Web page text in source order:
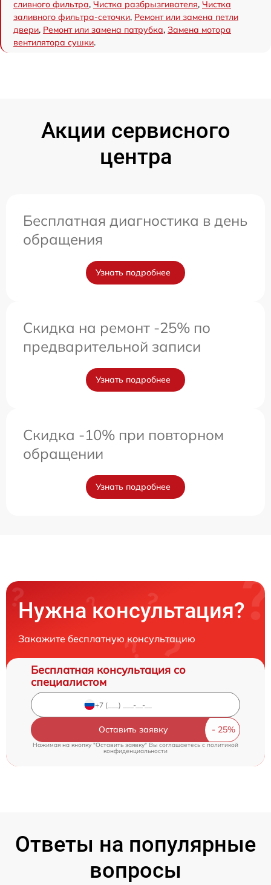
сливного фильтра, Чистка разбрызгивателя, Чистка
заливного фильтра-сеточки, Ремонт или замена петли
двери, Ремонт или замена патрубка, Замена мотора
вентилятора сушки.
Акции сервисного
центра
Бесплатная диагностика в день
обращения
Узнать подробнее
Скидка на ремонт -25% по
предварительной записи
Узнать подробнее
Скидка -10% при повторном
обращении
Узнать подробнее
Нужна консультация?
Закажите бесплатную консультацию
Бесплатная консультация со
специалистом
Оставить заявку
Нажимая на кнопку "Оставить заявку" Вы соглашаетесь cполитикой
конфиденциальности
Ответы на популярные
вопросы